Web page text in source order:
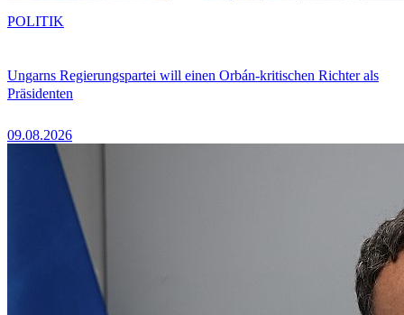
Ungarns Regierungspartei will einen Orbán-kritischen Richter als
Präsidenten
09.08.2026
POLITIK